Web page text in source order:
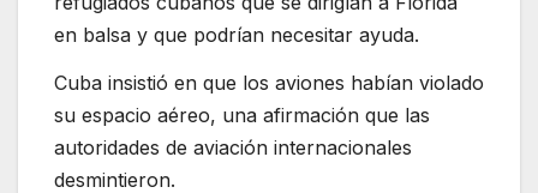
en balsa y que podrían necesitar ayuda.
Cuba insistió en que los aviones habían violado
su espacio aéreo, una afirmación que las
autoridades de aviación internacionales
desmintieron.